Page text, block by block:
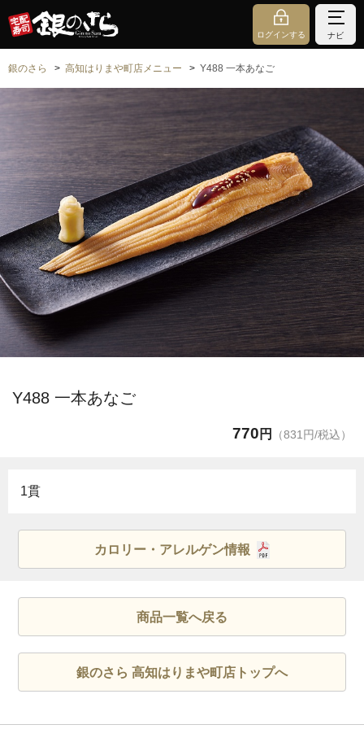
ログインする ナビ
銀のさら 高知はりまや町店メニュー Y488 一本あなご
Y488 一本あなご
770 円 （831円/税込）
1貫
カロリー・アレルゲン情報
商品一覧へ戻る
銀のさら 高知はりまや町店トップへ